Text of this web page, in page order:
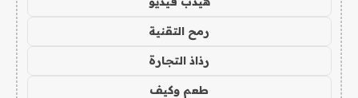
رمح التقنية
رذاذ التجارة
طعم وكيف